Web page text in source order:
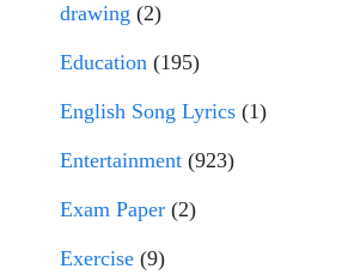
drawing (2)
Education (195)
English Song Lyrics (1)
Entertainment (923)
Exam Paper (2)
Exercise (9)